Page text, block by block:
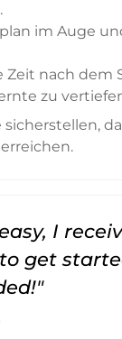
im Auge
Zeit nach dem
zu
I
get